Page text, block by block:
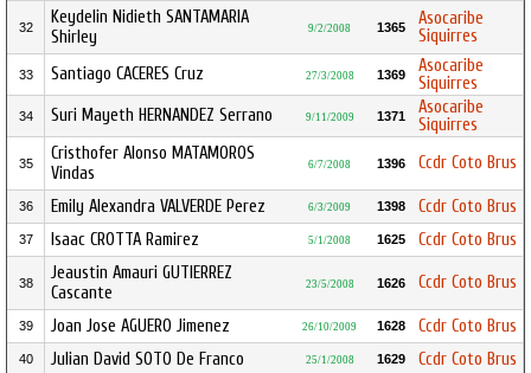
32
Keydelin Nidieth SANTAMARIA
Shirley
9/2/2008 1365
Asocaribe
Siquirres
33 Santiago CACERES Cruz 27/3/2008 1369
Asocaribe
Siquirres
34 Suri Mayeth HERNANDEZ Serrano 9/11/2009 1371
Asocaribe
Siquirres
35
Cristhofer Alonso MATAMOROS
Vindas
6/7/2008 1396 Ccdr Coto Brus
36 Emily Alexandra VALVERDE Perez 6/3/2009 1398 Ccdr Coto Brus
37 Isaac CROTTA Ramirez 5/1/2008 1625 Ccdr Coto Brus
38
Jeaustin Amauri GUTIERREZ
Cascante
23/5/2008 1626 Ccdr Coto Brus
39 Joan Jose AGUERO Jimenez 26/10/2009 1628 Ccdr Coto Brus
40 Julian David SOTO De Franco 25/1/2008 1629 Ccdr Coto Brus